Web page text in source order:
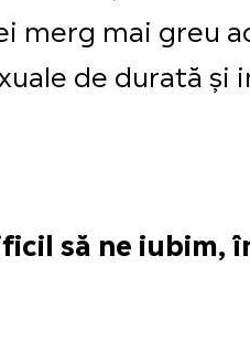
merg mai greu
de durată
să ne iubim,